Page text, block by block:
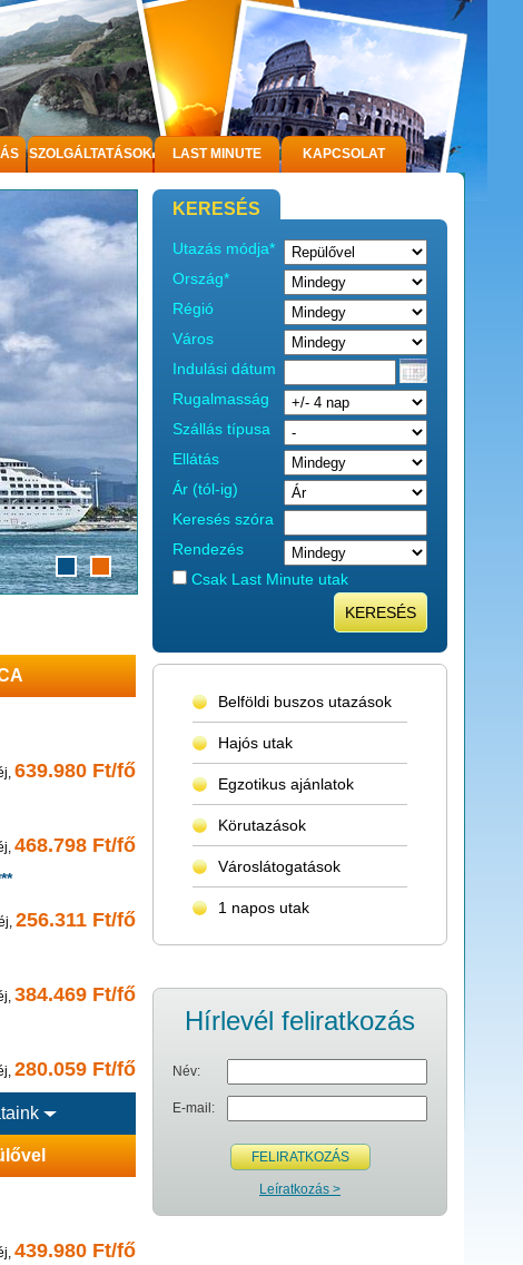
SZOLGÁLTATÁSOK LAST MINUTE KAPCSOLAT
639.980 Ft/fő
468.798 Ft/fő
256.311 Ft/fő
384.469 Ft/fő
280.059 Ft/fő
439.980 Ft/fő
KERESÉS
Utazás módja*
Ország*
Régió
Város
Indulási dátum
Rugalmasság
Szállás típusa
Ellátás
Ár (tól-ig)
Keresés szóra
Rendezés
Csak Last Minute utak
KERESÉS
Belföldi buszos utazások
Hajós utak
Egzotikus ajánlatok
Körutazások
Városlátogatások
1 napos utak
Hírlevél feliratkozás
Név:
E-mail:
FELIRATKOZÁS
Leíratkozás >